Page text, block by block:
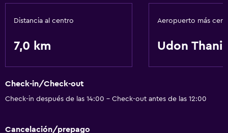
Distancia al centro
7,0 km
Aeropuerto más
Udon Thani
Check-in/Check-out
Check-in después de las 14:00 - Check-out antes de las 12:00
Cancelación/prepago